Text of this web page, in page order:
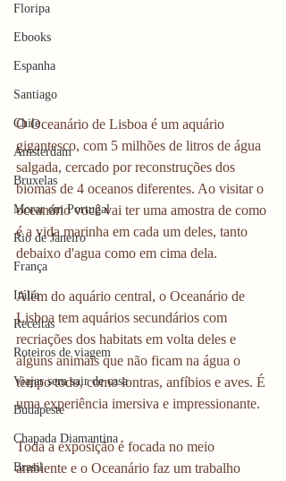
Floripa
Ebooks
Espanha
Santiago
Chile
Amsterdam
Bruxelas
Morar em Portugal
Rio de Janeiro
França
Itália
Receitas
Roteiros de viagem
Viajar sem sair de casa
Budapeste
Chapada Diamantina
Brasil
O Oceanário de Lisboa é um aquário
gigantesco, com 5 milhões de litros de água
salgada, cercado por reconstruções dos
biomas de 4 oceanos diferentes. Ao visitar o
oceanário você vai ter uma amostra de como
é a vida marinha em cada um deles, tanto
debaixo d'agua como em cima dela.
Além do aquário central, o Oceanário de
Lisboa tem aquários secundários com
recriações dos habitats em volta deles e
alguns animais que não ficam na água o
tempo todo, como lontras, anfíbios e aves. É
uma experiência imersiva e impressionante.
Toda a exposição é focada no meio
ambiente e o Oceanário faz um trabalho